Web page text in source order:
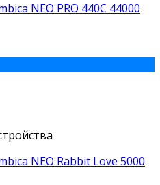
NEO PRO 440C 44000
NEO Rabbit Love 5000